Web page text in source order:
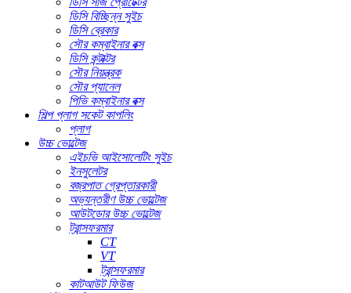
ডিসি বিচ্ছিন্ন সুইচ
ডিসি ব্রেকার
সৌর কম্বাইনার বক্স
ডিসি কন্টাক্টর
সৌর নিয়ন্ত্রক
সৌর প্যানেল
পিভি কম্বাইনার বক্স
শিল্প প্লাগ সকেট কাপলিং
প্লাগ
উচ্চ ভোল্টেজ
এইচভি আইসোলেটিং সুইচ
ইনসুলেটর
বজ্রপাত গ্রেপ্তারকারী
অভ্যন্তরীণ উচ্চ ভোল্টেজ
আউটডোর উচ্চ ভোল্টেজ
ট্রান্সফরমার
CT
VT
ট্রান্সফরমার
কাটআউট ফিউজ